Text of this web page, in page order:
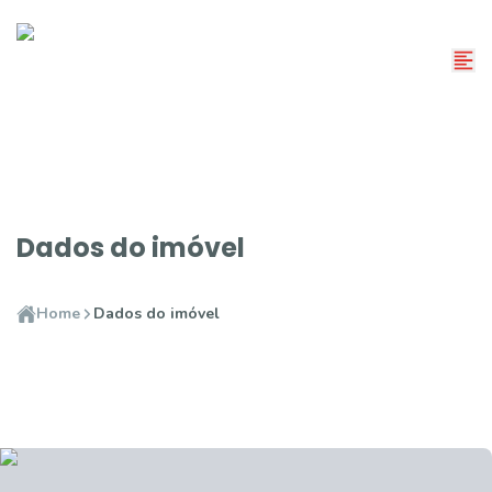
Dados do imóvel
Home Dados do imóvel